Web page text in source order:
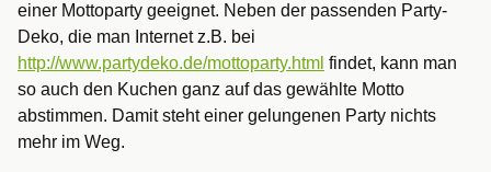
einer Mottoparty geeignet. Neben der passenden Party-
Deko, die man Internet z.B. bei
http://www.partydeko.de/mottoparty.html findet, kann man
so auch den Kuchen ganz auf das gewählte Motto
abstimmen. Damit steht einer gelungenen Party nichts
mehr im Weg.